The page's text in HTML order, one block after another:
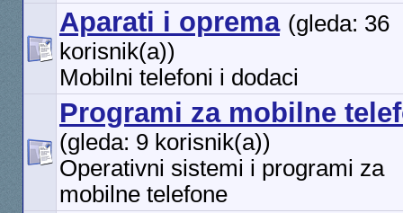
Aparati i oprema (gleda: 36
korisnik(a))
Mobilni telefoni i dodaci
Programi za mobilne
(gleda: 9 korisnik(a))
Operativni sistemi i programi za
mobilne telefone